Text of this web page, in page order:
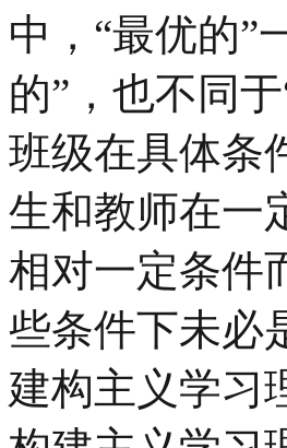
中，“最优的”
的”，也不同
班级在具体条
生和教师在一
相对一定条件
些条件下未必
建构主义学习